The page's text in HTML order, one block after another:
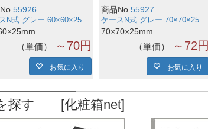
55926
N式 グレー 60×60×25
単価 ～70円
お気に入り
商品No.55927
ケースN式 グレー 70×70×25
70×70×25mm
単価 ～72円
お気に入り
探す [化粧箱net]